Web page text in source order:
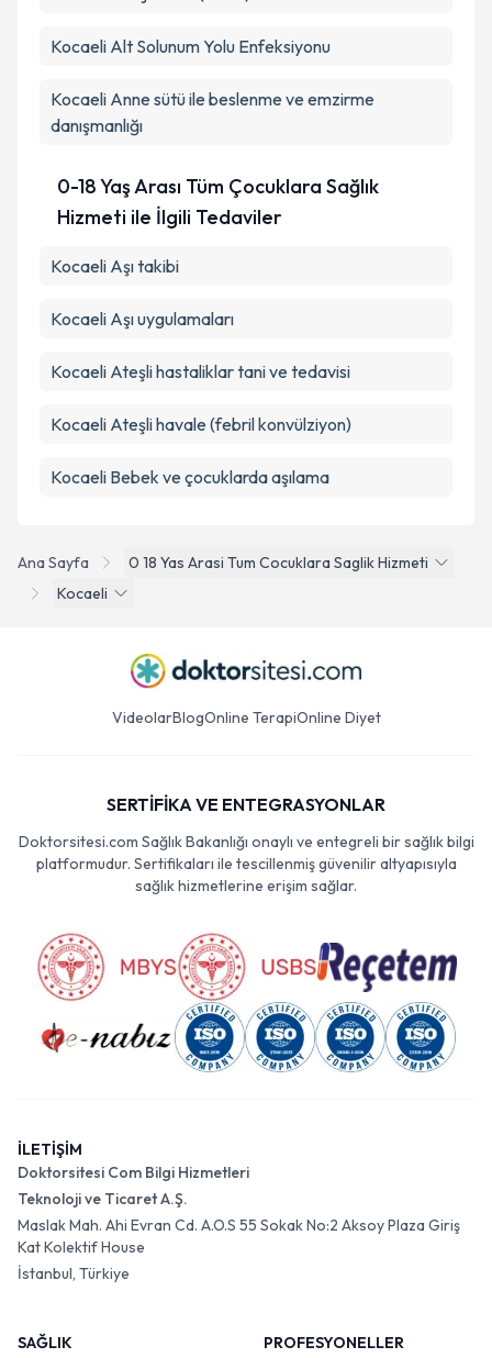
Ana Sayfa
0 18 Yas Arasi Tum Cocuklara Saglik Hizmeti
Kocaeli
Kocaeli Alt Solunum Yolu Enfeksiyonu
Kocaeli Anne sütü ile beslenme ve emzirme
danışmanlığı
0-18 Yaş Arası Tüm Çocuklara Sağlık
Hizmeti ile İlgili Tedaviler
Kocaeli Aşı takibi
Kocaeli Aşı uygulamaları
Kocaeli Ateşli hastaliklar tani ve tedavisi
Kocaeli Ateşli havale (febril konvülziyon)
Kocaeli Bebek ve çocuklarda aşılama
VideolarBlogOnline TerapiOnline Diyet
SERTİFİKA VE ENTEGRASYONLAR
Doktorsitesi.com Sağlık Bakanlığı onaylı ve entegreli bir sağlık bilgi
platformudur. Sertifikaları ile tescillenmiş güvenilir altyapısıyla
sağlık hizmetlerine erişim sağlar.
İLETİŞİM
Doktorsitesi Com Bilgi Hizmetleri
Teknoloji ve Ticaret A.Ş.
Maslak Mah. Ahi Evran Cd. A.O.S 55 Sokak No:2 Aksoy Plaza Giriş
Kat Kolektif House
İstanbul, Türkiye
SAĞLIK
PROFESYONELLER